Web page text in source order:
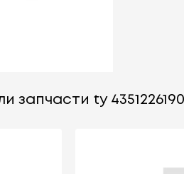
запчасти ty